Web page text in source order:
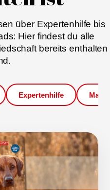
über Expertenhilfe bis
Hier findest du alle
bereits enthalten
Expertenhilfe